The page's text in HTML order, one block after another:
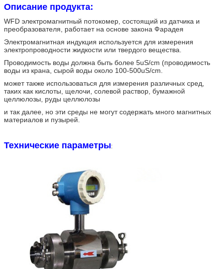
Описание продукта:
WFD электромагнитный потокомер, состоящий из датчика и
преобразователя, работает на основе закона Фарадея
Электромагнитная индукция используется для измерения
электропроводности жидкости или твердого вещества.
Проводимость воды должна быть более 5uS/cm (проводимость
воды из крана, сырой воды около 100-500uS/cm.
может также использоваться для измерения различных сред,
таких как кислоты, щелочи, солевой раствор, бумажной
целлюлозы, руды целлюлозы
и так далее, но эти среды не могут содержать много магнитных
материалов и пузырей.
Технические параметры: